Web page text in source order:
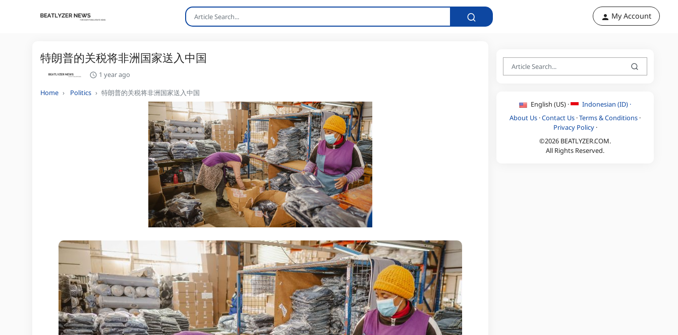
My Account
特朗普的关税将非洲国家送入中国
1 year ago
Home Politics 特朗普的关税将非洲国家送入中国
English (US) ·
Indonesian (ID) ·
About Us ·Contact Us ·Terms & Conditions ·
Privacy Policy·
©2026 BEATLYZER.COM.
All Rights Reserved.